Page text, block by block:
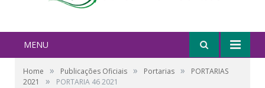
MENU
Home » Publicações Oficiais » Portarias »
PORTARIAS
2021
» PORTARIA 46 2021